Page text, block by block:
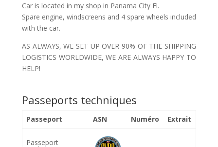
Car is located in my shop in Panama City Fl.
Spare engine, windscreens and 4 spare wheels included
with the car.
AS ALWAYS, WE SET UP OVER 90% OF THE SHIPPING
LOGISTICS WORLDWIDE, WE ARE ALWAYS HAPPY TO
HELP!
Passeports techniques
Passeport ASN Numéro Extrait
Passeport